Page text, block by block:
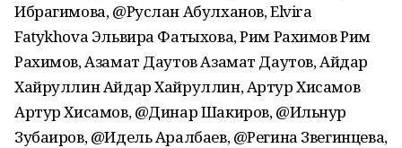
Ибрагимова, @Руслан Абулханов, Elvira
Fatykhova Эльвира Фатыхова, Рим Рахимов Рим
Рахимов, Азамат Даутов Азамат Даутов, Айдар
Хайруллин Айдар Хайруллин, Артур Хисамов
Артур Хисамов, @Динар Шакиров, @Ильнур
Зубаиров, @Идель Аралбаев, @Регина Звегинцева,